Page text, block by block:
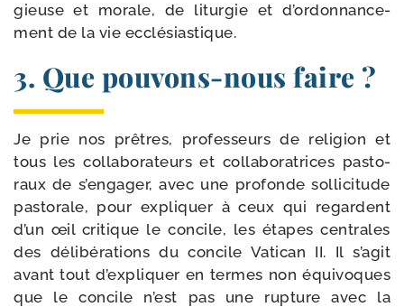
gieuse et morale, de litur­gie et d’or­don­nan­ce­
ment de la vie ecclésiastique.
3. Que pouvons-​nous faire ?
Je prie nos prêtres, pro­fes­seurs de reli­gion et
tous les col­la­bo­ra­teurs et col­la­bo­ra­trices pas­to­
raux de s’en­ga­ger, avec une pro­fonde sol­li­ci­tude
pas­to­rale, pour expli­quer à ceux qui regardent
d’un œil cri­tique le concile, les étapes cen­trales
des déli­bé­ra­tions du concile Vatican II. Il s’a­git
avant tout d’ex­pli­quer en termes non équi­voques
que le concile n’est pas une rup­ture avec la